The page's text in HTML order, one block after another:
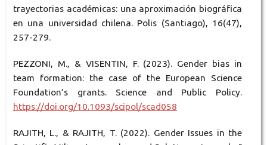
trayectorias académicas: una aproximación biográfica
en una universidad chilena. Polis (Santiago), 16(47),
257-279.
PEZZONI, M., & VISENTIN, F. (2023). Gender bias in
team formation: the case of the European Science
Foundation’s grants. Science and Public Policy.
https://doi.org/10.1093/scipol/scad058
RAJITH, L., & RAJITH, T. (2022). Gender Issues in the